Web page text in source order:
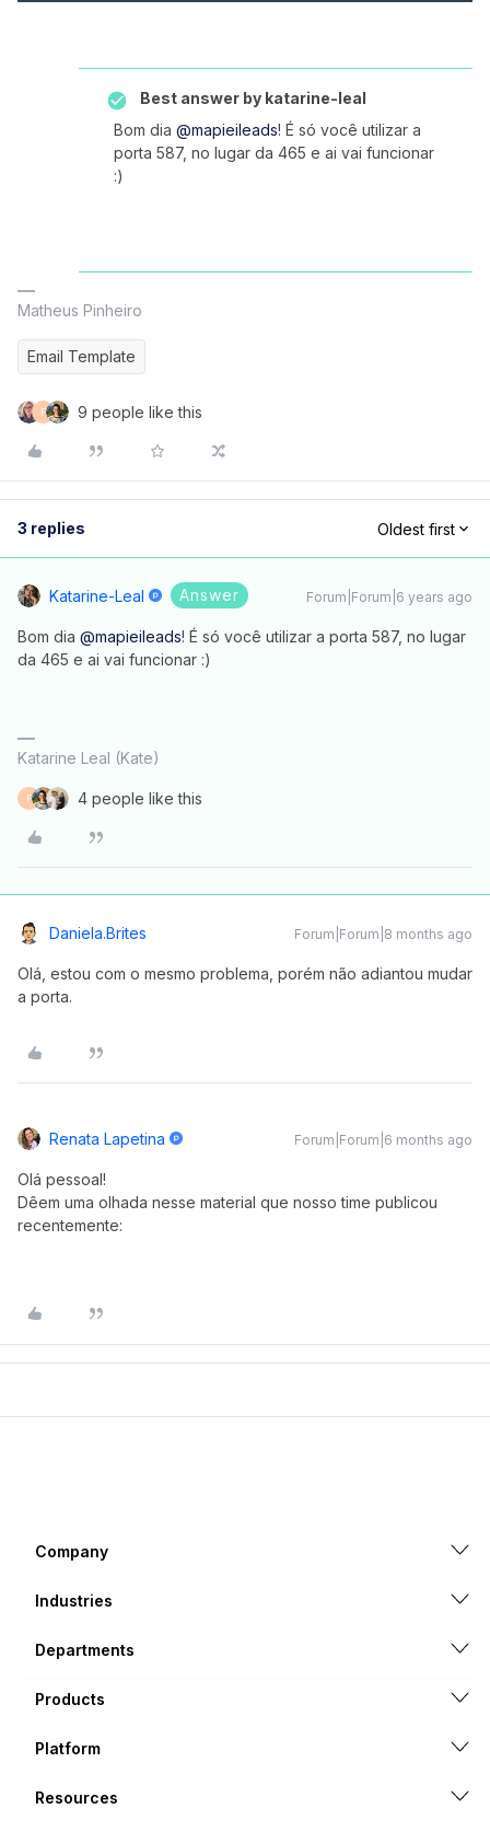
Best answer by katarine-leal
Bom dia @mapieileads! É só você utilizar a
porta 587, no lugar da 465 e ai vai funcionar
:)
Matheus Pinheiro
Email Template
F 9 people like this
3 replies Oldest first
Katarine-Leal Answer Forum|Forum|6 years ago
Bom dia @mapieileads! É só você utilizar a porta 587, no lugar
da 465 e ai vai funcionar :)
Katarine Leal (Kate)
F 4 people like this
Daniela.brites Forum|Forum|8 months ago
Olá, estou com o mesmo problema, porém não adiantou mudar
a porta.
Renata Lapetina Forum|Forum|6 months ago
Olá pessoal!
Dêem uma olhada nesse material que nosso time publicou
recentemente:
Company
Industries
Departments
Products
Platform
Resources